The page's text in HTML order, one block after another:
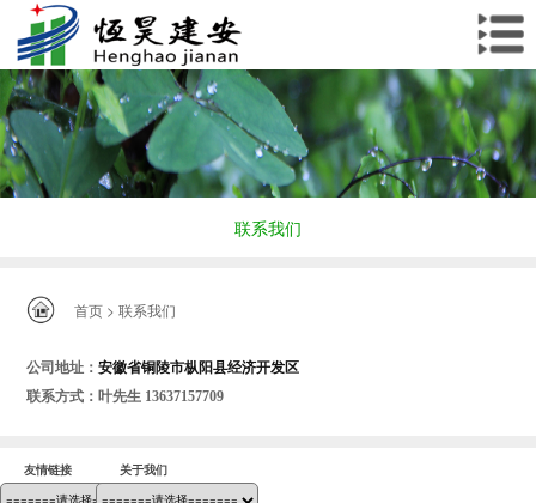
联系我们
首页 > 联系我们
公司地址：安徽省铜陵市枞阳县经济开发区
联系方式：叶先生 13637157709
友情链接 关于我们